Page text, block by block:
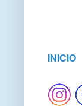
INICIO